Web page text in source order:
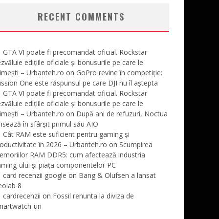
RECENT COMMENTS
GTA VI poate fi precomandat oficial. Rockstar
edițiile oficiale și bonusurile pe care le
– Urbanteh.ro on GoPro revine în competiție:
One este răspunsul pe care DJI nu îl aștepta
GTA VI poate fi precomandat oficial. Rockstar
edițiile oficiale și bonusurile pe care le
– Urbanteh.ro on După ani de refuzuri, Noctua
în sfârșit primul său AIO
Cât RAM este suficient pentru gaming și
în 2026 – Urbanteh.ro on Scumpirea
RAM DDR5: cum afectează industria
ului și piața componentelor PC
card recenzii google on Bang & Olufsen a lansat
8
cardrecenzii on Fossil renunta la diviza de
uri